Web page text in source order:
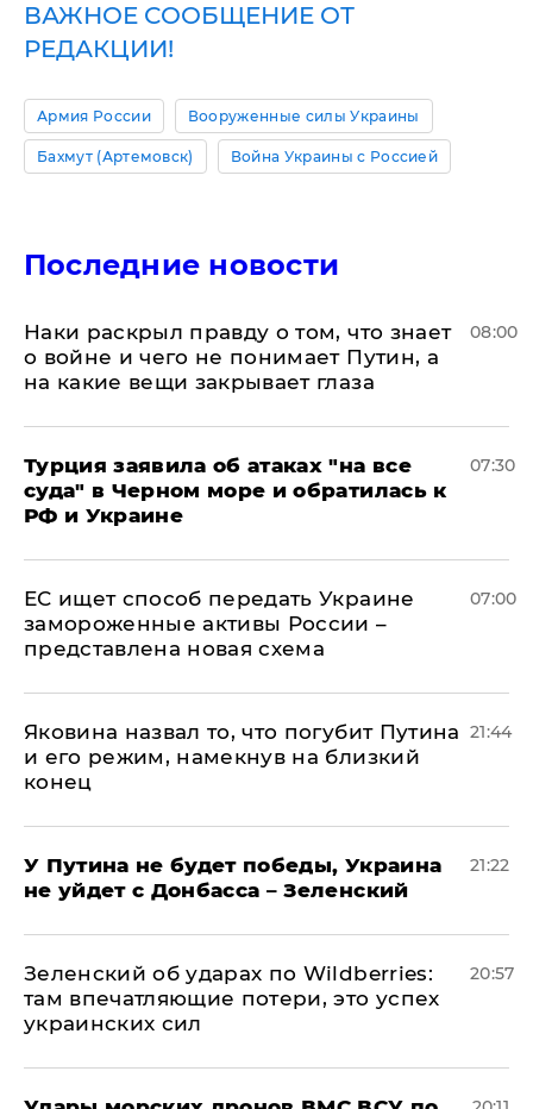
ВАЖНОЕ СООБЩЕНИЕ ОТ
РЕДАКЦИИ!
Армия России Вооруженные силы Украины
Бахмут (Артемовск) Война Украины с Россией
Последние новости
Наки раскрыл правду о том, что знает
о войне и чего не понимает Путин, а
на какие вещи закрывает глаза
08:00
Турция заявила об атаках "на все
суда" в Черном море и обратилась к
РФ и Украине
07:30
ЕС ищет способ передать Украине
замороженные активы России –
представлена новая схема
07:00
Яковина назвал то, что погубит Путина
и его режим, намекнув на близкий
конец
21:44
У Путина не будет победы, Украина
не уйдет с Донбасса – Зеленский
21:22
Зеленский об ударах по Wildberries:
там впечатляющие потери, это успех
украинских сил
20:57